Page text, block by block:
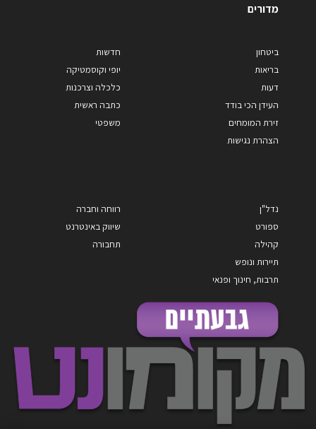
מדורים
ביטחון
בריאות
דעות
העידן הכי בודד
זירת המומחים
הצהרת נגישות
חדשות
יופי וקוסמטיקה
כלכלה וצרכנות
כתבה ראשית
משפטי
נדל"ן
ספורט
קהילה
תיירות ונופש
תרבות, חינוך ופנאי
רווחה וחברה
שיווק באינטרנט
תחבורה